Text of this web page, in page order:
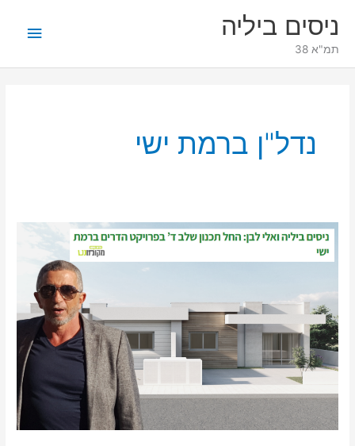
ניסים ביליה
תמ"א 38
נדל"ן ברמת ישי
ניסים
ביליה
קריות
והצפון
על
פרויקט
הדרים